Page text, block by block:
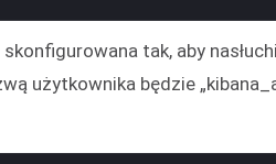
tak, aby
użytkownika będzie